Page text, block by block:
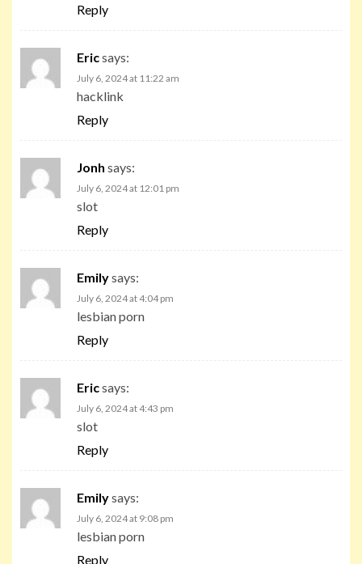
Reply
Ericsays:
July 6, 2024 at 11:22 am
hacklink
Reply
Jonh says:
July 6, 2024 at 12:01 pm
slot
Reply
Emilysays:
July 6, 2024 at 4:04 pm
lesbian porn
Reply
Ericsays:
July 6, 2024 at 4:43 pm
slot
Reply
Emilysays:
July 6, 2024 at 9:08 pm
lesbian porn
Reply